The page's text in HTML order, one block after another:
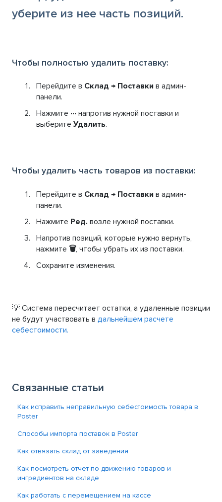
уберите из нее часть позиций.
Чтобы полностью удалить поставку:
Перейдите в Склад → Поставки в админ-
панели.
Нажмите ··· напротив нужной поставки и
выберите Удалить.
Чтобы удалить часть товаров из поставки:
Перейдите в Склад → Поставки в админ-
панели.
Нажмите Ред. возле нужной поставки.
Напротив позиций, которые нужно вернуть,
нажмите 🗑, чтобы убрать их из поставки.
Сохраните изменения.
💡 Система пересчитает остатки, а удаленные позиции
не будут участвовать в дальнейшем расчете
себестоимости.
Связанные статьи
Как исправить неправильную себестоимость товара в
Poster
Способы импорта поставок в Poster
Как отвязать склад от заведения
Как посмотреть отчет по движению товаров и
ингредиентов на складе
Как работать с перемещением на кассе